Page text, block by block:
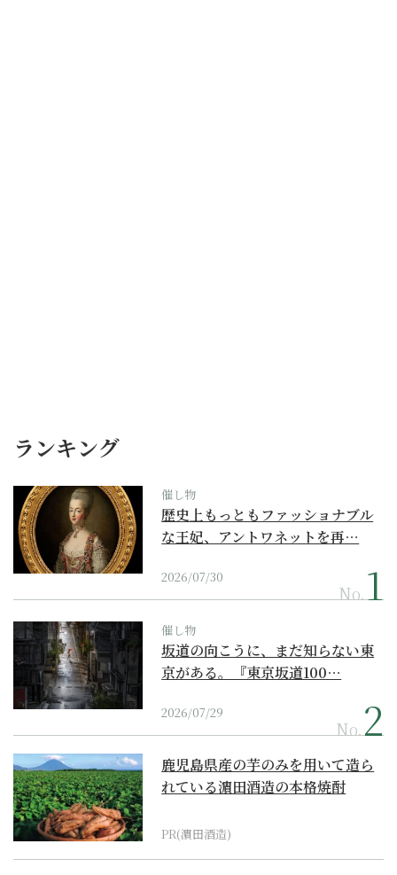
ランキング
催し物
歴史上もっともファッショナブル
な王妃、アントワネットを再…
2026/07/30
No.
催し物
坂道の向こうに、まだ知らない東
京がある。『東京坂道100…
2026/07/29
No.
鹿児島県産の芋のみを用いて造ら
れている濵田酒造の本格焼酎
PR(濵田酒造)